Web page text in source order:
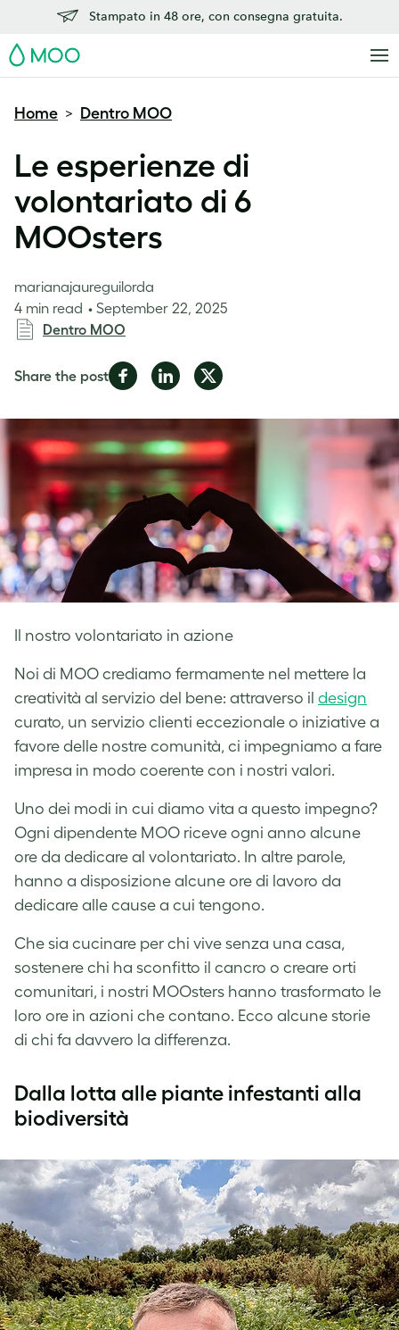
Stampato in 48 ore, con consegna gratuita.
MOO
Home > Dentro MOO
Le esperienze di
volontariato di 6
MOOsters
Il nostro volontariato in azione
marianajaureguilorda
4 min read
September 22, 2025
Dentro MOO
Share the postShare
Facebook
Share
LinkedIn
Share
Twitter
Noi di MOO crediamo fermamente nel mettere la
creatività al servizio del bene: attraverso il design
curato, un servizio clienti eccezionale o iniziative a
favore delle nostre comunità, ci impegniamo a fare
impresa in modo coerente con i nostri valori.
Uno dei modi in cui diamo vita a questo impegno?
Ogni dipendente MOO riceve ogni anno alcune
ore da dedicare al volontariato. In altre parole,
hanno a disposizione alcune ore di lavoro da
dedicare alle cause a cui tengono.
Che sia cucinare per chi vive senza una casa,
sostenere chi ha sconfitto il cancro o creare orti
comunitari, i nostri MOOsters hanno trasformato le
loro ore in azioni che contano. Ecco alcune storie
di chi fa davvero la differenza.
Dalla lotta alle piante infestanti alla
biodiversità